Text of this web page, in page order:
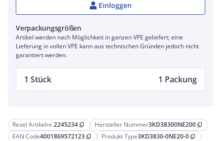
Rexel Artikelnr.2245234 content_copy Hersteller Nummer3KD38300NE200 content_copy
EAN Code4001869572123 content_copy Produkt Type3KD3830-0NE20-0 content_copy
Einloggen
Verpackungsgrößen
Artikel werden nach Möglichkeit in ganzen VPE geliefert; eine
Lieferung in vollen VPE kann aus technischen Gründen jedoch nicht
garantiert werden.
1 Stück 1 Packung